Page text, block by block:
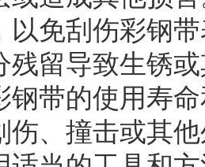
以免刮伤彩钢
残留导致生锈
钢带的使用寿
伤、撞击或其